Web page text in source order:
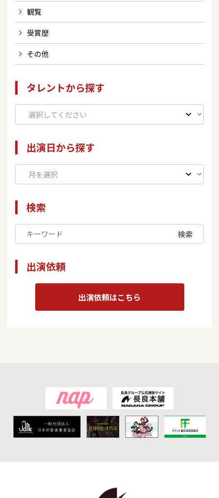
観覧
受賞歴
その他
タレントから探す
出演日から探す
検索
検索
出演依頼
出演依頼はこちら